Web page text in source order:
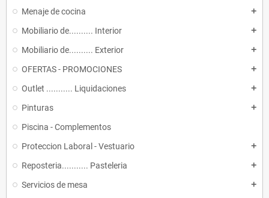
Menaje de cocina add
Mobiliario de.......... Interior add
Mobiliario de.......... Exterior add
OFERTAS - PROMOCIONES add
Outlet ........... Liquidaciones add
Pinturas add
Piscina - Complementos
Proteccion Laboral - Vestuario
add
Reposteria........... Pasteleria add
Servicios de mesa add